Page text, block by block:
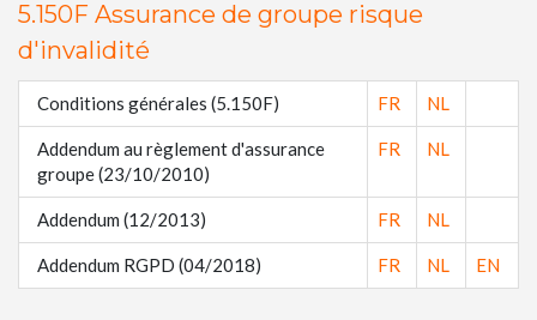
5.150F Assurance de groupe risque
d'invalidité
Conditions générales (5.150F) FR NL
Addendum au règlement d'assurance
groupe (23/10/2010)
FR NL
Addendum (12/2013) FR NL
Addendum RGPD (04/2018) FR NL EN